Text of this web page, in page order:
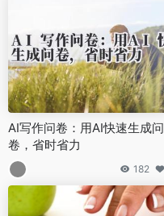
AI写作问卷：用AI快速生成问
卷，省时省力
182